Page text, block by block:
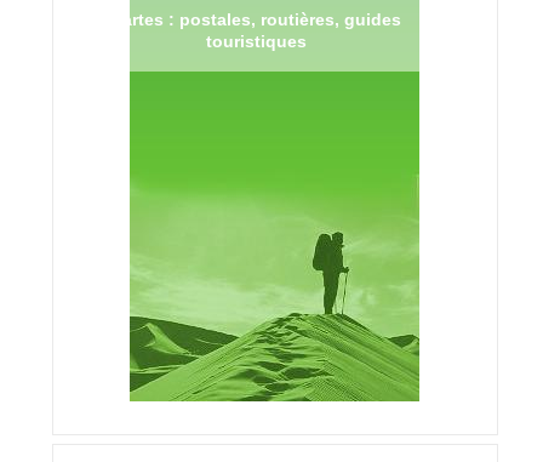
Cartes : postales, routières, guides
touristiques